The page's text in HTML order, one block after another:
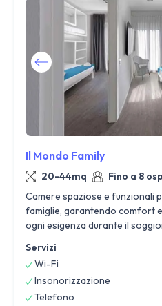
Il Mondo Family
20-44mq
Fino a 8
Camere spaziose e funzionali
famiglie, garantendo comfort
ogni esigenza durante il
Servizi
Wi-Fi
Insonorizzazione
Telefono